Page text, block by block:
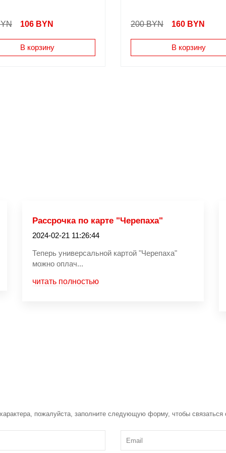
106 BYN
В корзину
200 BYN 160 BYN
В корзину
Рассрочка по карте "Черепаха"
2024-02-21 11:26:44
Теперь универсальной картой "Черепаха"
можно оплач...
читать полностью
пожалуйста, заполните следующую форму, чтобы